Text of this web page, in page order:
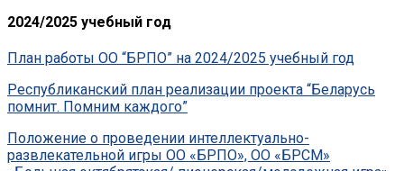
2024/2025 учебный год
План работы ОО “БРПО” на 2024/2025 учебный год
Республиканский план реализации проекта “Беларусь
помнит. Помним каждого”
Положение о проведении интеллектуально-
развлекательной игры ОО «БРПО», ОО «БРСМ»